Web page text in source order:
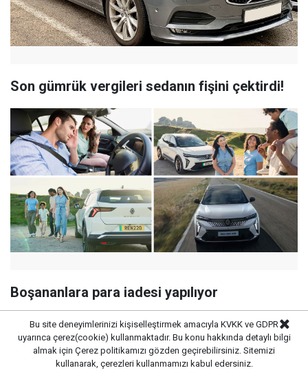
Son gümrük vergileri sedanın fişini çektirdi!
Boşananlara para iadesi yapılıyor
Bu site deneyimlerinizi kişiselleştirmek amacıyla KVKK ve GDPR
uyarınca çerez(cookie) kullanmaktadır. Bu konu hakkında detaylı bilgi
almak için Çerez politikamızı gözden geçirebilirsiniz. Sitemizi
kullanarak, çerezleri kullanmamızı kabul edersiniz.